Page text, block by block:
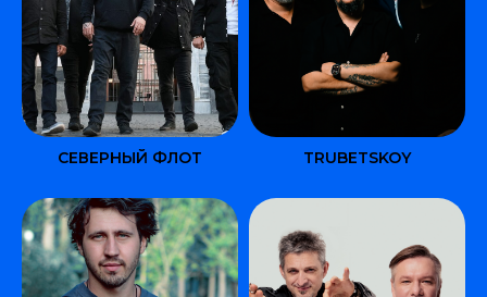
СЕВЕРНЫЙ ФЛОТ TRUBETSKOY